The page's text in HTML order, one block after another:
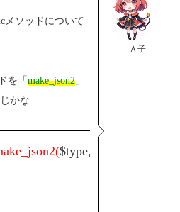
Ａ子
メソッドについて
を「make_json2 」
かな
$type, $num4, $ymd